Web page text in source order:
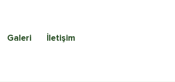
Galeri İletişim